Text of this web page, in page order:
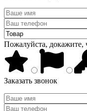
Пожалуйста, докажите,
Заказать звонок